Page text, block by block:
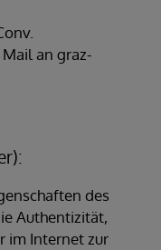
an graz-
des
Authentizität,
im Internet zur